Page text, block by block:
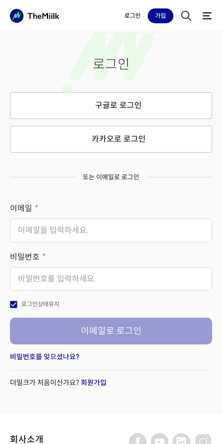
로그인 가입
로그인
구글로 로그인
카카오로 로그인
또는 이메일로 로그인
이메일
비밀번호
check_box 로그인상태유지
이메일로 로그인
비밀번호를 잊으셨나요?
더밀크가 처음이신가요? 회원가입
회사소개